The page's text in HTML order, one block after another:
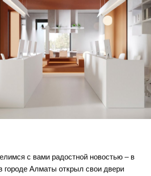
с вами радостной новостью – в
городе Алматы открыл свои двери